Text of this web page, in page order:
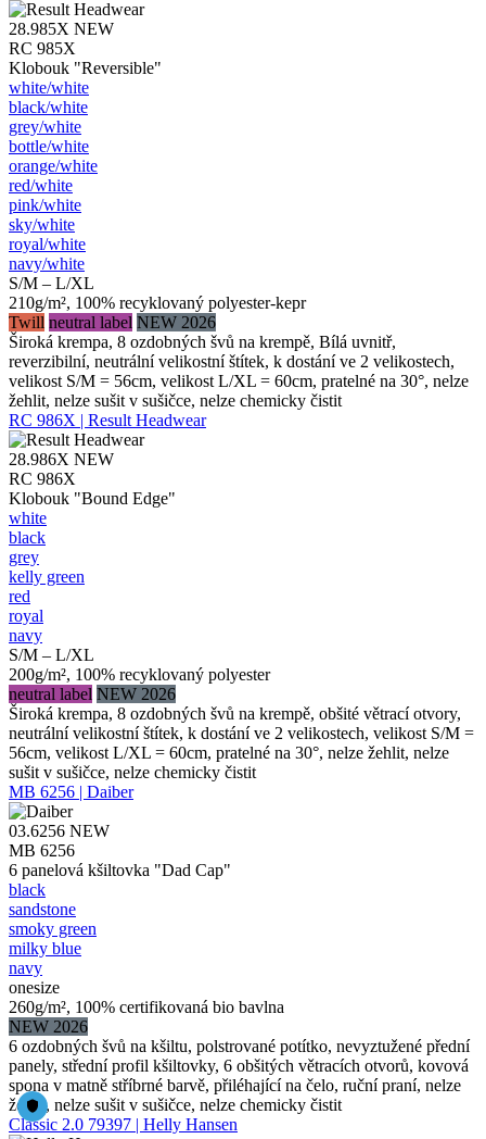
28.985X NEW
RC 985X
Klobouk "Reversible"
white/​white
black/​white
grey/​white
bottle/​white
orange/​white
red/​white
pink/​white
sky/​white
royal/​white
navy/​white
S/M – L/XL
210g/m², 100% recyklovaný polyester-kepr
Twill neutral label NEW 2026
Široká krempa, 8 ozdobných švů na krempě, Bílá uvnitř,
reverzibilní, neutrální velikostní štítek, k dostání ve 2 velikostech,
velikost S/M = 56cm, velikost L/XL = 60cm, pratelné na 30°, nelze
žehlit, nelze sušit v sušičce, nelze chemicky čistit
RC 986X | Result Headwear
28.986X NEW
RC 986X
Klobouk "Bound Edge"
white
black
grey
kelly green
red
royal
navy
S/M – L/XL
200g/m², 100% recyklovaný polyester
neutral label NEW 2026
Široká krempa, 8 ozdobných švů na krempě, obšité větrací otvory,
neutrální velikostní štítek, k dostání ve 2 velikostech, velikost S/M =
56cm, velikost L/XL = 60cm, pratelné na 30°, nelze žehlit, nelze
sušit v sušičce, nelze chemicky čistit
MB 6256 | Daiber
03.6256 NEW
MB 6256
6 panelová kšiltovka "Dad Cap"
black
sandstone
smoky green
milky blue
navy
onesize
260g/m², 100% certifikovaná bio bavlna
NEW 2026
6 ozdobných švů na kšiltu, polstrované potítko, nevyztužené přední
panely, střední profil kšiltovky, 6 obšitých větracích otvorů, kovová
spona v matně stříbrné barvě, přiléhající na čelo, ruční praní, nelze
žehlit, nelze sušit v sušičce, nelze chemicky čistit
Classic 2.0 79397 | Helly Hansen